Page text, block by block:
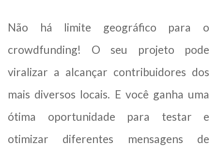
Não há limite geográfico para o
crowdfunding! O seu projeto pode
viralizar a alcançar contribuidores dos
mais diversos locais. E você ganha uma
ótima oportunidade para testar e
otimizar diferentes mensagens de